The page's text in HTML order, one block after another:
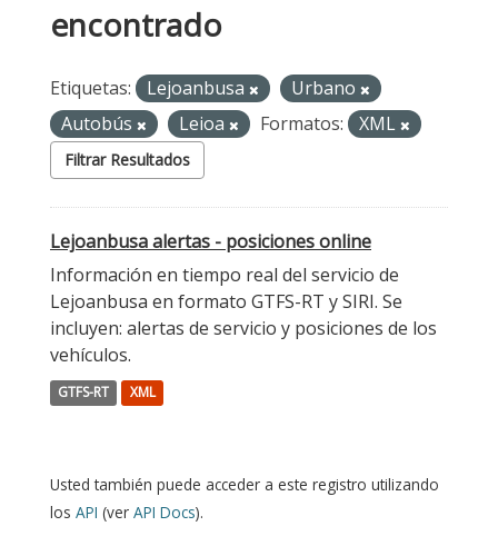
encontrado
Etiquetas: Lejoanbusa
Urbano
Autobús
Leioa Formatos: XML
Filtrar Resultados
Lejoanbusa alertas - posiciones online
Información en tiempo real del servicio de
Lejoanbusa en formato GTFS-RT y SIRI. Se
incluyen: alertas de servicio y posiciones de los
vehículos.
GTFS-RT XML
Usted también puede acceder a este registro utilizando
los API (ver API Docs).